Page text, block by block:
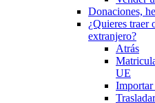
Donaciones,
¿Quieres traer
extranjero?
Atrás
UE